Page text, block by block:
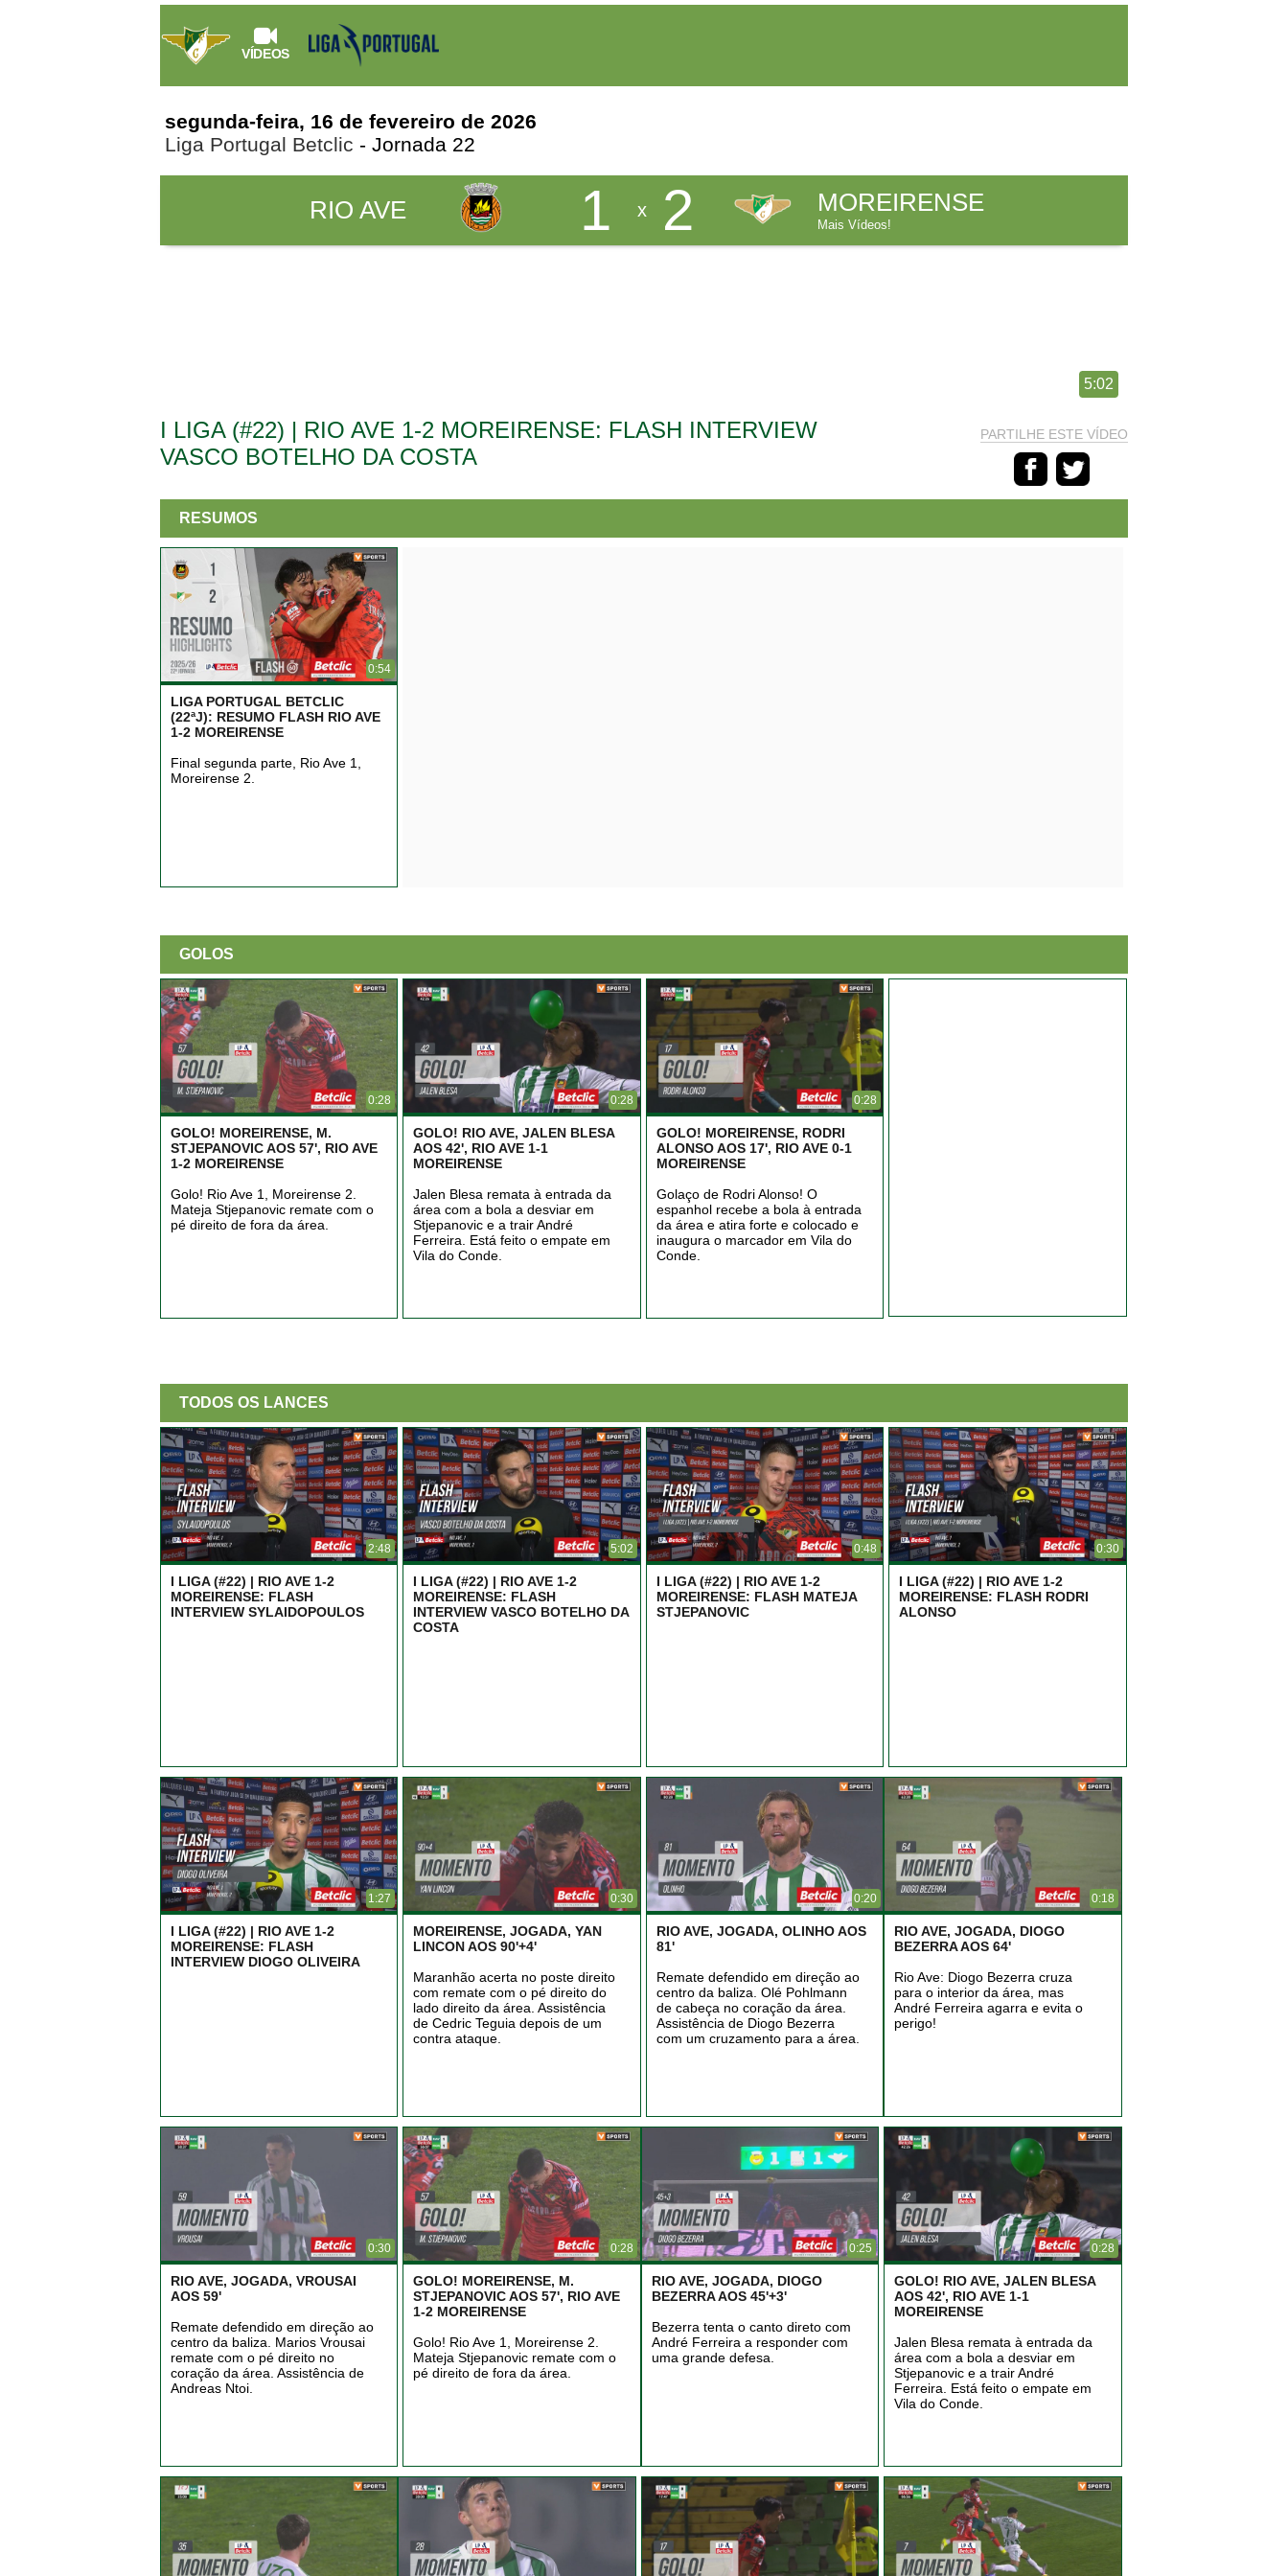
VÍDEOS
segunda-feira, 16 de fevereiro de 2026
Liga Portugal Betclic - Jornada 22
RIO AVE 1 x 2 MOREIRENSE
Mais Vídeos!
5:02
I LIGA (#22) | RIO AVE 1-2 MOREIRENSE: FLASH INTERVIEW
VASCO BOTELHO DA COSTA
PARTILHE ESTE VÍDEO
RESUMOS
0:54
LIGA PORTUGAL BETCLIC
(22ªJ): RESUMO FLASH RIO AVE
1-2 MOREIRENSE
Final segunda parte, Rio Ave 1,
Moreirense 2.
GOLOS
0:28
GOLO! MOREIRENSE, M.
STJEPANOVIC AOS 57', RIO AVE
1-2 MOREIRENSE
Golo! Rio Ave 1, Moreirense 2.
Mateja Stjepanovic remate com o
pé direito de fora da área.
0:28
GOLO! RIO AVE, JALEN BLESA
AOS 42', RIO AVE 1-1
MOREIRENSE
Jalen Blesa remata à entrada da
área com a bola a desviar em
Stjepanovic e a trair André
Ferreira. Está feito o empate em
Vila do Conde.
0:28
GOLO! MOREIRENSE, RODRI
ALONSO AOS 17', RIO AVE 0-1
MOREIRENSE
Golaço de Rodri Alonso! O
espanhol recebe a bola à entrada
da área e atira forte e colocado e
inaugura o marcador em Vila do
Conde.
TODOS OS LANCES
2:48
I LIGA (#22) | RIO AVE 1-2
MOREIRENSE: FLASH
INTERVIEW SYLAIDOPOULOS
5:02
I LIGA (#22) | RIO AVE 1-2
MOREIRENSE: FLASH
INTERVIEW VASCO BOTELHO DA
COSTA
0:48
I LIGA (#22) | RIO AVE 1-2
MOREIRENSE: FLASH MATEJA
STJEPANOVIC
0:30
I LIGA (#22) | RIO AVE 1-2
MOREIRENSE: FLASH RODRI
ALONSO
1:27
I LIGA (#22) | RIO AVE 1-2
MOREIRENSE: FLASH
INTERVIEW DIOGO OLIVEIRA
0:30
MOREIRENSE, JOGADA, YAN
LINCON AOS 90'+4'
Maranhão acerta no poste direito
com remate com o pé direito do
lado direito da área. Assistência
de Cedric Teguia depois de um
contra ataque.
0:20
RIO AVE, JOGADA, OLINHO AOS
81'
Remate defendido em direção ao
centro da baliza. Olé Pohlmann
de cabeça no coração da área.
Assistência de Diogo Bezerra
com um cruzamento para a área.
0:18
RIO AVE, JOGADA, DIOGO
BEZERRA AOS 64'
Rio Ave: Diogo Bezerra cruza
para o interior da área, mas
André Ferreira agarra e evita o
perigo!
0:30
RIO AVE, JOGADA, VROUSAI
AOS 59'
Remate defendido em direção ao
centro da baliza. Marios Vrousai
remate com o pé direito no
coração da área. Assistência de
Andreas Ntoi.
0:28
GOLO! MOREIRENSE, M.
STJEPANOVIC AOS 57', RIO AVE
1-2 MOREIRENSE
Golo! Rio Ave 1, Moreirense 2.
Mateja Stjepanovic remate com o
pé direito de fora da área.
0:25
RIO AVE, JOGADA, DIOGO
BEZERRA AOS 45'+3'
Bezerra tenta o canto direto com
André Ferreira a responder com
uma grande defesa.
0:28
GOLO! RIO AVE, JALEN BLESA
AOS 42', RIO AVE 1-1
MOREIRENSE
Jalen Blesa remata à entrada da
área com a bola a desviar em
Stjepanovic e a trair André
Ferreira. Está feito o empate em
Vila do Conde.